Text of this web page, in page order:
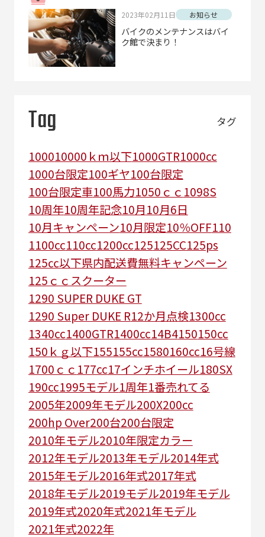
2023年02月11日 お知らせ
バイクのメンテナンスはバイ
ク館で決まり！
Tag タグ
100010000ｋｍ以下1000GTR1000cc
1000台限定100ギヤ100台限定
100台限定車100馬力1050ｃｃ 1098S
10周年10周年記念10月10月6日
10月キャンペーン10月限定10％OFF110
1100cc110cc1200cc125125CC125ps
125㏄以下県内配送費無料キャンペーン
125ｃｃスクーター
1290 SUPER DUKE GT
1290 Super DUKE R12か月点検1300cc
1340cc1400GTR1400cc14B4150150cc
150ｋｇ以下155155cc1580160cc16号線
1700ｃｃ 177cc17インチホイール180SX
190cc1995モデル1周年1番売れてる
2005年2009年モデル200X200cc
200hp Over200台200台限定
2010年モデル2010年限定カラー
2012年モデル2013年モデル2014年式
2015年モデル2016年式2017年式
2018年モデル2019モデル2019年モデル
2019年式2020年式2021年モデル
2021年式2022年